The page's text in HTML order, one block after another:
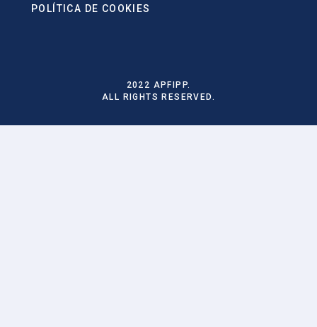
POLÍTICA DE COOKIES
2022 APFIPP.
ALL RIGHTS RESERVED.